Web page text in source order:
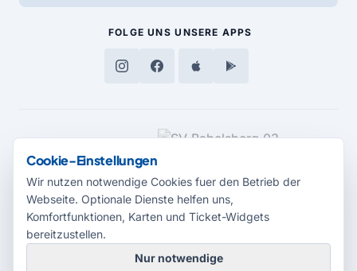
FOLGE UNS UNSERE APPS
MEDIENPARTNER
Cookie-Einstellungen
Wir nutzen notwendige Cookies fuer den Betrieb der
Webseite. Optionale Dienste helfen uns,
Komfortfunktionen, Karten und Ticket-Widgets
bereitzustellen.
Nur notwendige